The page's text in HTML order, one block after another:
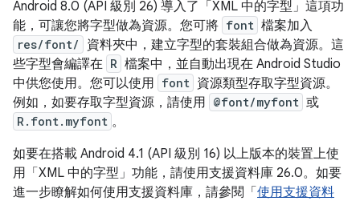
Android 8.0 (API 級別 26) 導入了「XML 中的字型」這項功
能，可讓您將字型做為資源。您可將 font 檔案加入
res/font/
資料夾中，建立字型的套裝組合做為資源。這
些字型會編譯在 R 檔案中，並自動出現在 Android Studio
中供您使用。您可以使用 font 資源類型存取字型資源。
例如，如要存取字型資源，請使用 @font/myfont 或
R.font.myfont 。
如要在搭載 Android 4.1 (API 級別 16) 以上版本的裝置上使
用「XML 中的字型」功能，請使用支援資料庫 26.0。如要
進一步瞭解如何使用支援資料庫，請參閱「 使用支援資料